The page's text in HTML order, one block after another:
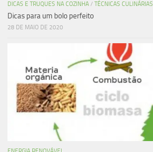
DICAS E TRUQUES NA COZINHA / TÉCNICAS CULINÁRIAS
Dicas para um bolo perfeito
28 DE MAIO DE 2020